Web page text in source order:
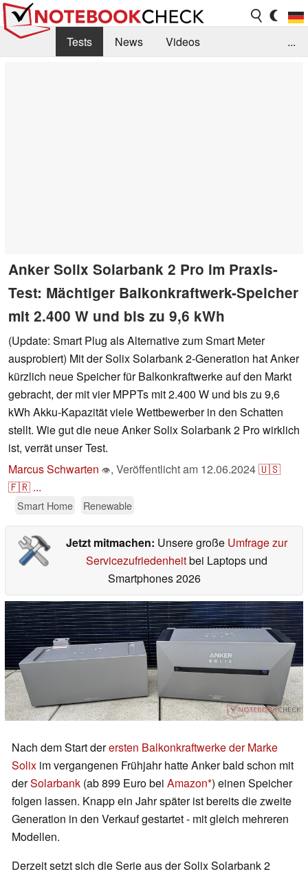
Tests News
Videos
...
Anker Solix Solarbank 2 Pro im Praxis-
Test: Mächtiger Balkonkraftwerk-Speicher
mit 2.400 W und bis zu 9,6 kWh
(Update: Smart Plug als Alternative zum Smart Meter
ausprobiert) Mit der Solix Solarbank 2-Generation hat Anker
kürzlich neue Speicher für Balkonkraftwerke auf den Markt
gebracht, der mit vier MPPTs mit 2.400 W und bis zu 9,6
kWh Akku-Kapazität viele Wettbewerber in den Schatten
stellt. Wie gut die neue Anker Solix Solarbank 2 Pro wirklich
ist, verrät unser Test.
Marcus Schwarten 👁, Veröffentlicht am 12.06.2024🇺🇸
🇫🇷 ...
Smart Home Renewable
Jetzt mitmachen: Unsere große Umfrage zur
Servicezufriedenheitbei Laptops und
Smartphones 2026
Nach dem Start derersten Balkonkraftwerke der Marke
Solix im vergangenen Frühjahr hatte Anker bald schon mit
derSolarbank (ab 899 Euro bei Amazon ) einen Speicher
folgen lassen. Knapp ein Jahr später ist bereits die zweite
Generation in den Verkauf gestartet - mit gleich mehreren
Modellen.
Derzeit setzt sich die Serie aus der Solix Solarbank 2